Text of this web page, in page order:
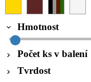
Hmotnost
Počet ks v balení
Tvrdost